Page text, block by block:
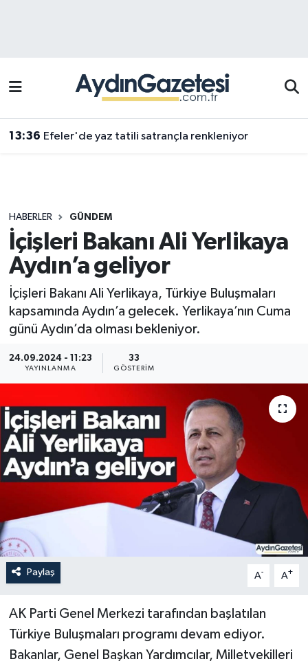
13:36 Efeler'de yaz tatili satrançla renkleniyor
HABERLER GÜNDEM
İçişleri Bakanı Ali Yerlikaya
Aydın’a geliyor
İçişleri Bakanı Ali Yerlikaya, Türkiye Buluşmaları
kapsamında Aydın’a gelecek. Yerlikaya’nın Cuma
günü Aydın’da olması bekleniyor.
24.09.2024 - 11:23
YAYINLANMA
33
GÖSTERIM
Paylaş A- A+
AK Parti Genel Merkezi tarafından başlatılan
Türkiye Buluşmaları programı devam ediyor.
Bakanlar, Genel Başkan Yardımcılar, Milletvekilleri
Efeler Trafik Yoğunluk Haritası
Süper Lig Puan Durumu ve Fikstür